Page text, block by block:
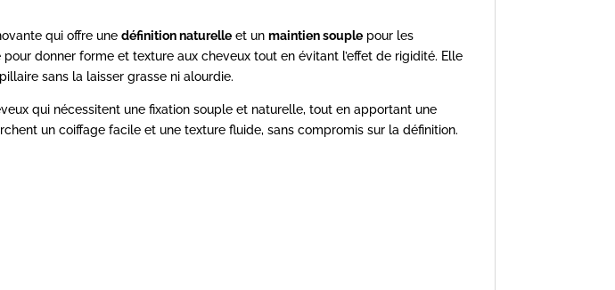
qui offre unedéfinition naturelle et unmaintien souple pour les
donner forme et texture aux cheveux tout en évitant l’effet de rigidité. Elle
sans la laisser grasse ni alourdie.
qui nécessitent une fixation souple et naturelle, tout en apportant une
un coiffage facile et une texture fluide, sans compromis sur la définition.